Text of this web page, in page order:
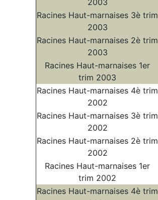
Racines Haut-marnaises 3è trim
2003
Racines Haut-marnaises 2è trim
2003
Racines Haut-marnaises 1er
trim 2003
Racines Haut-marnaises 4è trim
2002
Racines Haut-marnaises 3è trim
2002
Racines Haut-marnaises 2è trim
2002
Racines Haut-marnaises 1er
trim 2002
Racines Haut-marnaises 4è trim